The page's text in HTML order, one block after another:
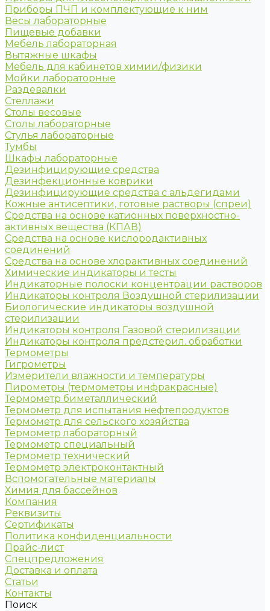
Приборы ПЧП и комплектующие к ним
Весы лабораторные
Пищевые добавки
Мебель лабораторная
Вытяжные шкафы
Мебель для кабинетов химии/физики
Мойки лабораторные
Раздевалки
Стеллажи
Столы весовые
Столы лабораторные
Стулья лабораторные
Тумбы
Шкафы лабораторные
Дезинфицирующие средства
Дезинфекционные коврики
Дезинфицирующие средства с альдегидами
Кожные антисептики, готовые растворы (спреи)
Средства на основе катионных поверхностно-
активных вещества (КПАВ)
Средства на основе кислородактивных
соединений
Средства на основе хлорактивных соединений
Химические индикаторы и тесты
Индикаторные полоски концентрации растворов
Индикаторы контроля Воздушной стерилизации
Биологические индикаторы воздушной
стерилизации
Индикаторы контроля Газовой стерилизации
Индикаторы контроля предстерил. обработки
Термометры
Гигрометры
Измерители влажности и температуры
Пирометры (термометры инфракрасные)
Термометр биметаллический
Термометр для испытания нефтепродуктов
Термометр для сельского хозяйства
Термометр лабораторный
Термометр специальный
Термометр технический
Термометр электроконтактный
Вспомогательные материалы
Химия для бассейнов
Компания
Реквизиты
Сертификаты
Политика конфиденциальности
Прайс-лист
Спецпредложения
Доставка и оплата
Статьи
Контакты
Поиск